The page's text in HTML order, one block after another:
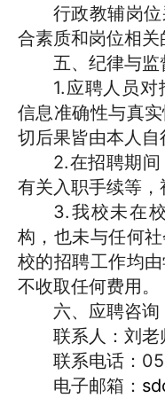
行政教辅岗
合素质和岗位相关
五、纪律与监
1.应聘人员对
信息准确性与真
切后果皆由本人自
2.在招聘期
有关入职手续等，
3.我校未在
构，也未与任何
校的招聘工作均
不收取任何费用。
六、应聘咨询
联系人： 刘老
联系电话：
电子邮箱：